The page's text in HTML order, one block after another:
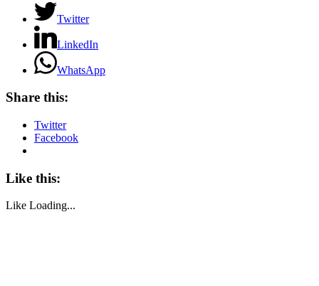
Twitter
LinkedIn
WhatsApp
Share this:
Twitter
Facebook
Like this:
Like Loading...